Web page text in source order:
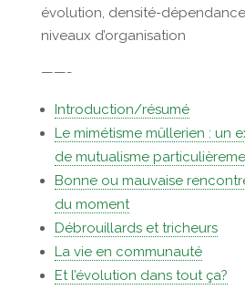
évolution, densité-
niveaux d’organisation
——-
Introduction/résumé
Le mimétisme müllerien : un
de mutualisme
Bonne ou mauvaise
du moment
Débrouillards et tricheurs
La vie en communauté
Et l’évolution dans tout ça?